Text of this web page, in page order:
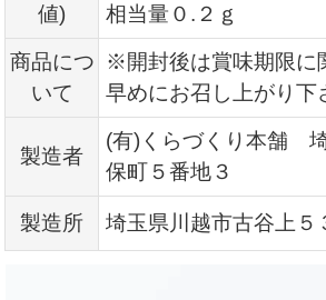
値)
相当量０.２ｇ
商品につ
いて
※開封後は賞味期限に
早めにお召し上がり下
製造者
(有)くらづくり本舗
保町５番地３
製造所 埼玉県川越市古谷上５